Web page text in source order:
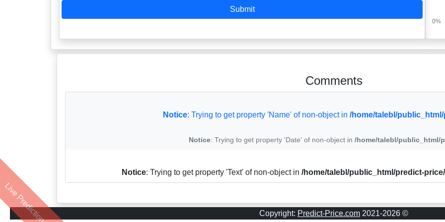
Submit
Comments
Notice: Trying to get property 'Name' of non-object in /home/talebl/
Notice: Trying to get property 'Date' of non-object in /home/talebl/public_html/
Notice: Trying to get property 'Text' of non-object in /home/talebl/public_html/predict-
© 2021-2026 Copyright:
Predict-Price.com
Live Prediction